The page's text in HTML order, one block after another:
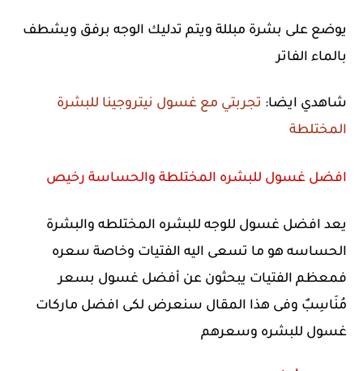
يوضع على بشرة مبللة ويتم تدليك الوجه برفق ويشطف
بالماء الفاتر
شاهدي ايضا: تجربتي مع غسول نيتروجينا للبشرة
المختلطة
افضل غسول للبشره المختلطة والحساسة رخيص
يعد افضل غسول للوجه للبشره المختلطه والبشرة
الحساسه هو ما تسعى اليه الفتيات وخاصة سعره
فمعظم الفتيات يبحثون عن أفضل غسول بسعر
مُنَاسِبٌ وفى هذا المقال سنعرض لكى افضل ماركات
غسول للبشره وسعرهم